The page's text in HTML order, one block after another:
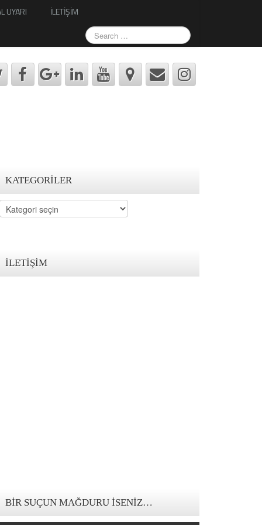
UYARI İLETİŞİM
KATEGORILER
İLETIŞIM
BIR SUÇUN MAĞDURU İSENIZ…